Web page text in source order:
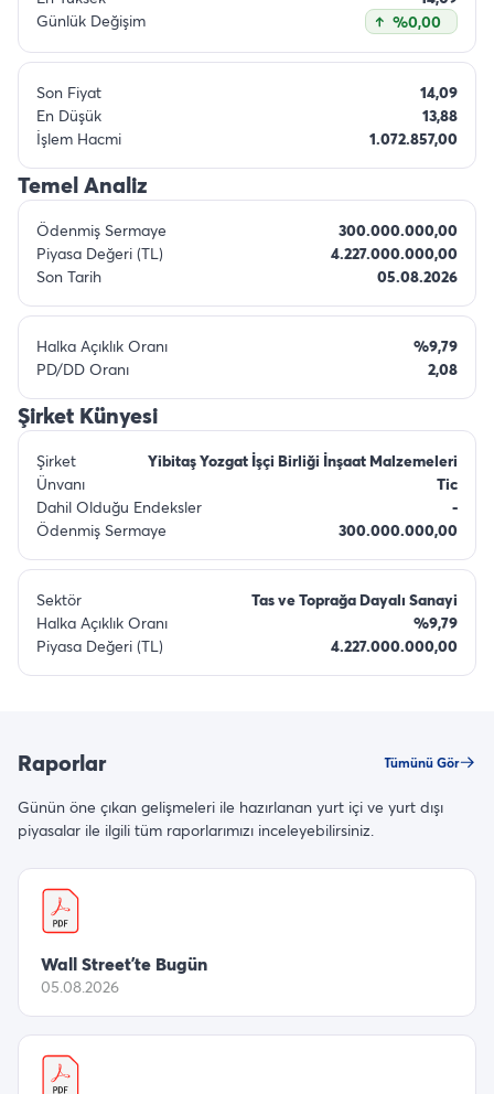
Günlük Değişim
%0,00
Son Fiyat
14,09
En Düşük
13,88
İşlem Hacmi
1.072.857,00
Temel Analiz
Ödenmiş Sermaye
300.000.000,00
Piyasa Değeri (TL)
4.227.000.000,00
Son Tarih
05.08.2026
Halka Açıklık Oranı
%9,79
PD/DD Oranı
2,08
Şirket Künyesi
Şirket
Ünvanı
Yibitaş Yozgat İşçi Birliği İnşaat Malzemeleri
Tic
Dahil Olduğu Endeksler
-
Ödenmiş Sermaye
300.000.000,00
Sektör
Tas ve Toprağa Dayalı Sanayi
Halka Açıklık Oranı
%9,79
Piyasa Değeri (TL)
4.227.000.000,00
Raporlar Tümünü Gör
Günün öne çıkan gelişmeleri ile hazırlanan yurt içi ve yurt dışı
piyasalar ile ilgili tüm raporlarımızı inceleyebilirsiniz.
Wall Street’te Bugün
05.08.2026